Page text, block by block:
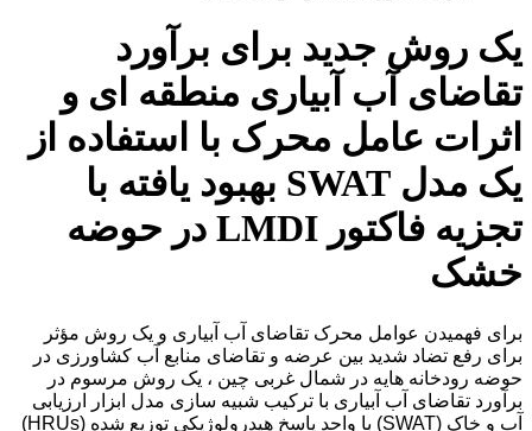
یک روش جدید برای برآورد
تقاضای آب آبیاری منطقه ای و
اثرات عامل محرک با استفاده از
یک مدل SWAT بهبود یافته با
تجزیه فاکتور LMDI در حوضه
خشک
برای فهمیدن عوامل محرک تقاضای آب آبیاری و یک روش مؤثر
برای رفع تضاد شدید بین عرضه و تقاضای منابع آب کشاورزی در
حوضه رودخانه هایه در شمال غربی چین ، یک روش مرسوم در
برآورد تقاضای آب آبیاری با ترکیب شبیه سازی مدل ابزار ارزیابی
آب و خاک (SWAT) با واحد پاسخ هیدرولوژیکی توزیع شده (HRUs)